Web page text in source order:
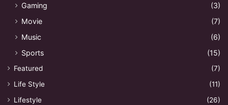
Gaming
(3)
Movie
(7)
Music
(6)
Sports
(15)
Featured
(7)
Life Style
(11)
Lifestyle
(26)